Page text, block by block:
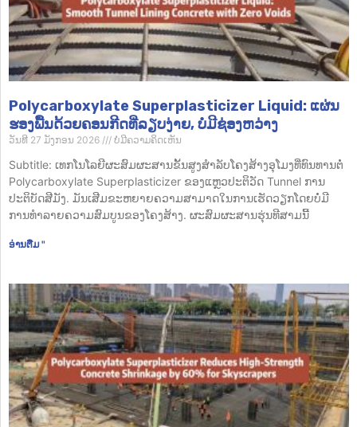
Polycarboxylate Superplasticizer Liquid: ແຜ່ນ
ຮອງພື້ນດ້ວຍຄອນກີດທີ່ລຽບງ່າຍ, ບໍ່ມີຊ່ອງຫວ່າງ
ວັນທີ 27 ມັງກອນ 2026 ບໍ່​ມີ​ຄວາມ​ຄິດ​ເຫັນ
Subtitle: ເທກໂນໂລຍີຜະສົມຜະສານຂັ້ນສູງສໍາລັບໂຄງສ້າງອຸໂມງທີ່ທົນທານຕໍ່
Polycarboxylate Superplasticizer ຂອງແຫຼວປະຕິວັດ Tunnel ການ
ປະຕິບັດສີມັງ. ມັນເສີມຂະຫຍາຍຄວາມສາມາດໃນການເຮັດວຽກໂດຍບໍ່ມີ
ການທໍາລາຍຄວາມສົມບູນຂອງໂຄງສ້າງ. ຜະສົມຜະສານຮຸ່ນທີສາມນີ້
ອ່ານ​ຕື່ມ "